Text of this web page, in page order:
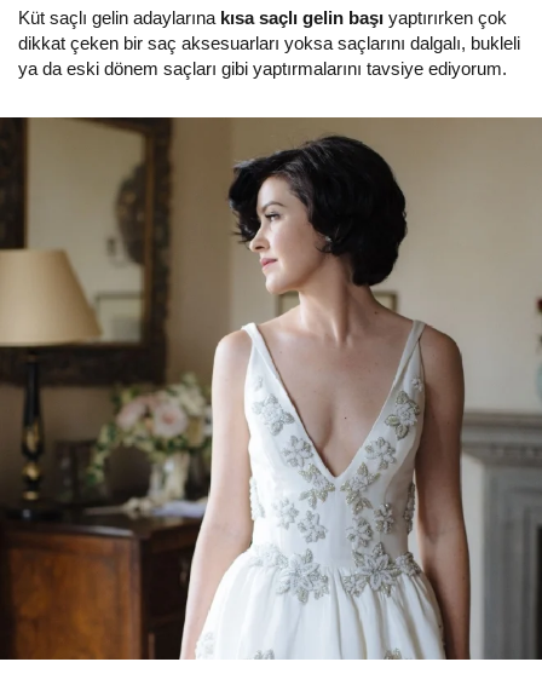
Küt saçlı gelin adaylarına kısa saçlı gelin başı yaptırırken çok
dikkat çeken bir saç aksesuarları yoksa saçlarını dalgalı, bukleli
ya da eski dönem saçları gibi yaptırmalarını tavsiye ediyorum.